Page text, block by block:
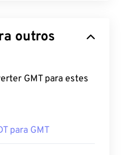
outros
GMT para estes
para GMT